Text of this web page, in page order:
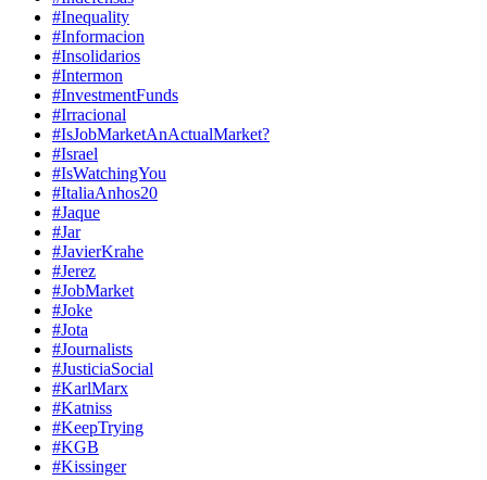
#Inequality
#Informacion
#Insolidarios
#Intermon
#InvestmentFunds
#Irracional
#IsJobMarketAnActualMarket?
#Israel
#IsWatchingYou
#ItaliaAnhos20
#Jaque
#Jar
#JavierKrahe
#Jerez
#JobMarket
#Joke
#Jota
#Journalists
#JusticiaSocial
#KarlMarx
#Katniss
#KeepTrying
#KGB
#Kissinger